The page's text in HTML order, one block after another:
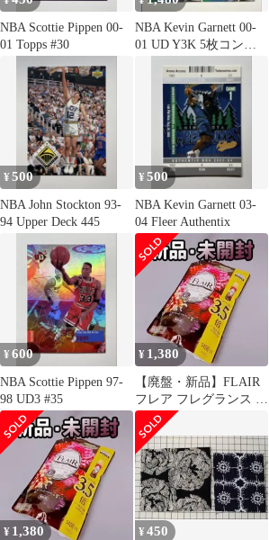
NBA Scottie Pippen 00-
01 Topps #30
NBA Kevin Garnett 00-
01 UD Y3K 5枚コンプ
¥500
NBA John Stockton 93-
94 Upper Deck 445
¥500
NBA Kevin Garnett 03-
04 Fleer Authentix
¥600
NBA Scottie Pippen 97-
98 UD3 #35
¥ 1,380
【廃盤・新品】FLAIR
フレア フレグランス 柔
軟剤 ベルベット&フラ
ワー
¥ 1,380 ¥450